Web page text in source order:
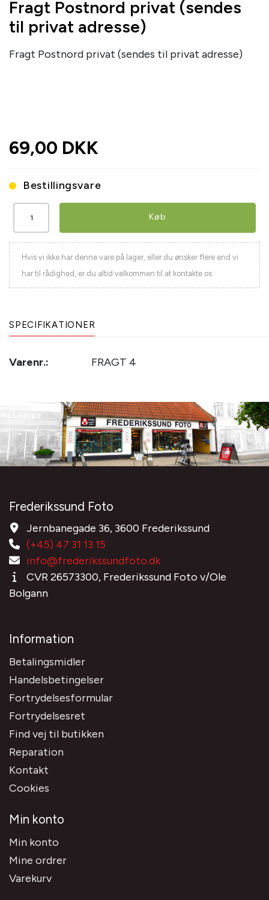
Fragt Postnord privat (sendes
til privat adresse)
Fragt Postnord privat (sendes til privat adresse)
69,00 DKK
Bestillingsvare
Køb
Hvis vi ikke har denne vare på lager, eller du ønsker flere end vi
har til rådighed, er du altid velkommen til at kontakte os
SPECIFIKATIONER
Varenr.: FRAGT 4
Frederikssund Foto
Jernbanegade 36, 3600 Frederikssund
(+45) 47 31 13 15
info@frederikssundfoto.dk
CVR 26573300, Frederikssund Foto v/Ole
Bolgann
Information
Betalingsmidler
Handelsbetingelser
Fortrydelsesformular
Fortrydelsesret
Find vej til butikken
Reparation
Kontakt
Cookies
Min konto
Min konto
Mine ordrer
Varekurv